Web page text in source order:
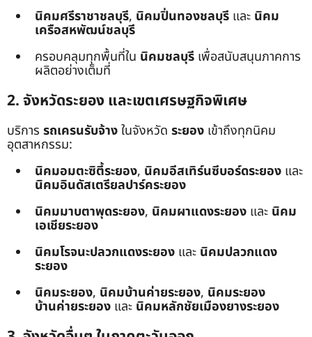
นิคมศรีราชาชลบุรี, นิคมปิ่นทองชลบุรี และ นิคม
เครือสหพัฒน์ชลบุรี
ครอบคลุมทุกพื้นที่ใน นิคมชลบุรี เพื่อสนับสนุนภาคการ
ผลิตอย่างเต็มที่
2. จังหวัดระยอง และเขตเศรษฐกิจพิเศษ
บริการ รถเครนรับจ้างในจังหวัด ระยอง เข้าถึงทุกนิคม
อุตสาหกรรม:
นิคมอมตะซิตี้ระยอง, นิคมอีสเทิร์นซีบอร์ดระยอง และ
นิคมอินดัสเตรียลปาร์คระยอง
นิคมมาบตาพุดระยอง, นิคมผาแดงระยอง และ นิคม
เอเชียระยอง
นิคมโรจนะปลวกแดงระยอง และ นิคมปลวกแดง
ระยอง
นิคมระยอง, นิคมบ้านค่ายระยอง, นิคมระยอง
บ้านค่ายระยอง และ นิคมหลักชัยเมืองยางระยอง